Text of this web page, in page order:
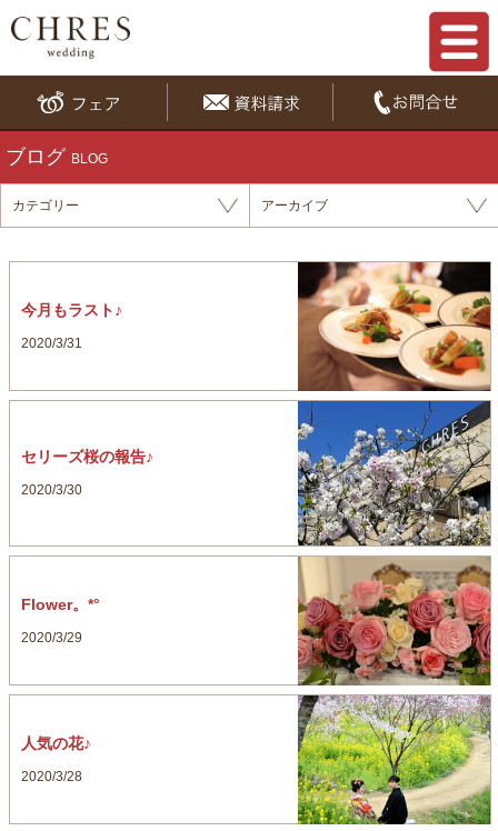
ブログ BLOG
カテゴリー アーカイブ
今月もラスト♪
2020/3/31
セリーズ桜の報告♪
2020/3/30
Flower。*°
2020/3/29
人気の花♪
2020/3/28